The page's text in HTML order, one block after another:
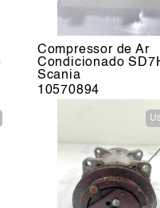
Compressor de Ar
Condicionado
Scania
10570894